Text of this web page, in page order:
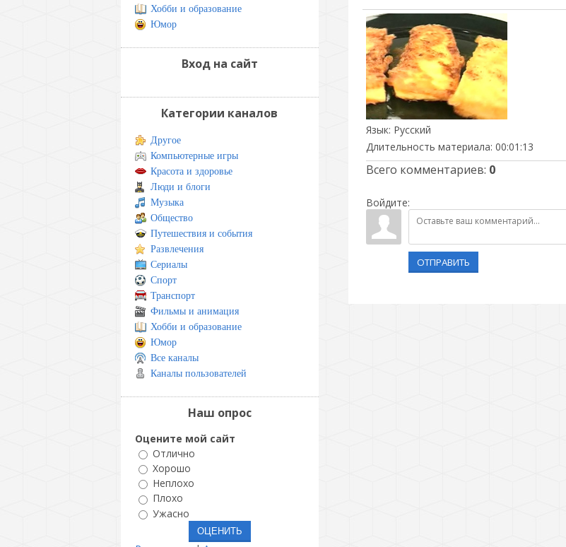
Язык: Русский
Длительность материала: 00:01:13
Всего комментариев: 0
Войдите:
ОТПРАВИТЬ
Хобби и образование
Юмор
Вход на сайт
Категории каналов
Другое
Компьютерные игры
Красота и здоровье
Люди и блоги
Музыка
Общество
Путешествия и события
Развлечения
Сериалы
Спорт
Транспорт
Фильмы и анимация
Хобби и образование
Юмор
Все каналы
Каналы пользователей
Наш опрос
Оцените мой сайт
Отлично
Хорошо
Неплохо
Плохо
Ужасно